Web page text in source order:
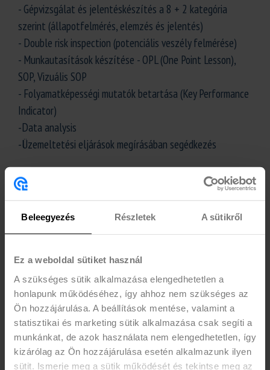
Beleegyezés Részletek A sütikről
Ez a weboldal sütiket használ
A szükséges sütik alkalmazása elengedhetetlen a
honlapunk működéséhez, így ahhoz nem szükséges az
Ön hozzájárulása. A beállítások mentése, valamint a
statisztikai és marketing sütik alkalmazása csak segíti a
munkánkat, de azok használata nem elengedhetetlen, így
kizárólag az Ön hozzájárulása esetén alkalmazunk ilyen
sütit. Ismerje meg a sütik működését és tekintse meg az
- Gépvizsgálat és jelentéskészítés a 8 + 2 kategória
szerint (állapotfelmérés, elemzés és jelentés)
- Double risk inspection (potenciális veszély felmérése)
- Munkautasítások készítése - OPL (One Point Lesson),
SOP, Vizuális SOP
- Folyamatképességi mutatók betartása (Key Performance
Indicator)
-Data analysis
-Üzemeltetési eljárások megírásában segédkezés
MUNKAIDŐ
Hétköznap (hétfőtől-péntekig) 8:00 és 16:40 között,
minimum 2 teljes nap vállalásával
- Betöltött 18. életév
- Aktív nappalis vagy passzív (25 év alatt) jogviszony
- Utolsó év teljesítése BA vagy MSC mechatronikai
mérnök/villamosmérnök képzésen
- Jó tanulmányi átlag
- Minimum középfokú (B2) angol nyelvtudás
- Microsoft Office programok ismerete (Excel, Power Point)